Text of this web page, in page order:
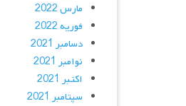
مارس 2022
فوریه 2022
دسامبر 2021
نوامبر 2021
اکتبر 2021
سپتامبر 2021